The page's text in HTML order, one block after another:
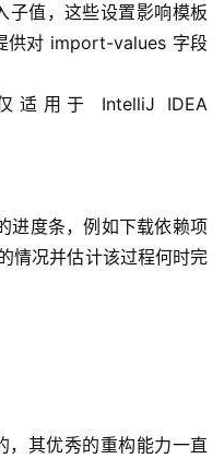
值，这些设置影响模板
供对 import-values 字段
适用于 IntelliJ IDEA
进度条，例如下载依赖项
情况并估计该过程何时完
，其优秀的重构能力一直